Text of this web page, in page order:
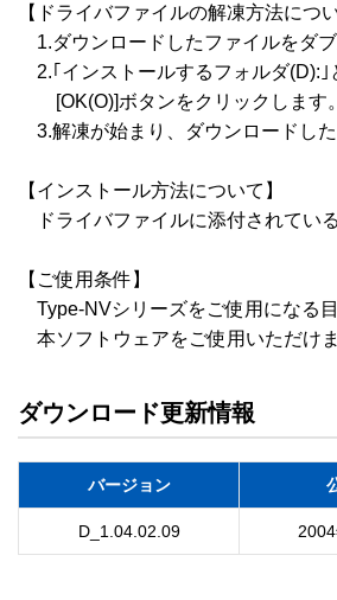
【ドライバファイルの解凍方法につい
1.ダウンロードしたファイルをダブ
2.｢インストールするフォルダ(D):
[OK(O)]ボタンをクリックします。
3.解凍が始まり、ダウンロードし
【インストール方法について】
ドライバファイルに添付されてい
【ご使用条件】
Type-NVシリーズをご使用になる
本ソフトウェアをご使用いただけ
ダウンロード更新情報
バージョン
D_1.04.02.09